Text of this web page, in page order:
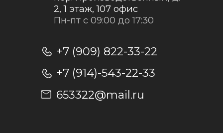
Отправить заявку
Отправляя заявку, я даю согласие на
обработку персональных данных